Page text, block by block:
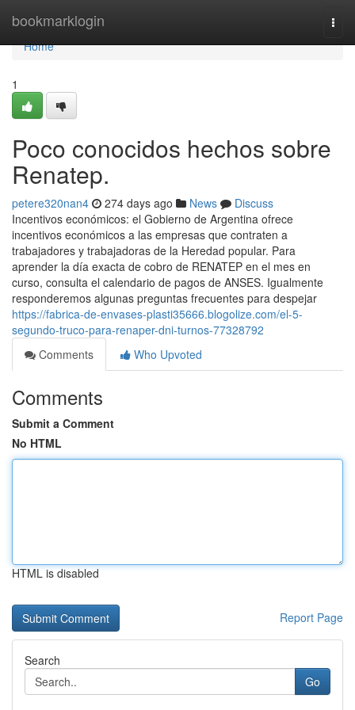
bookmarklogin
Home
Home
1
Poco conocidos hechos sobre
Renatep.
petere320nan4 274 days ago News
Discuss
Incentivos económicos: el Gobierno de Argentina ofrece
incentivos económicos a las empresas que contraten a
trabajadores y trabajadoras de la Heredad popular. Para
aprender la día exacta de cobro de ⁣RENATEP en el mes en
curso, consulta el calendario de ​pagos de ANSES. Igualmente
responderemos algunas preguntas frecuentes para despejar‍
https://fabrica-de-envases-plasti35666.blogolize.com/el-5-
segundo-truco-para-renaper-dni-turnos-77328792
Comments
Who Upvoted
Comments
Submit a Comment
No HTML
HTML is disabled
Report Page
Search
Go